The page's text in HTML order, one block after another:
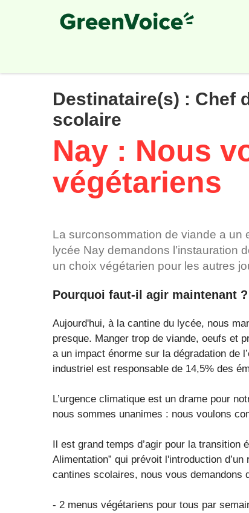
Destinataire(s) : Chef
scolaire
Nay : Nous
végétariens
La surconsommation de viande a un
lycée Nay demandons l’instauration
un choix végétarien pour les autres
Pourquoi faut-il agir maintenant ?
Aujourd'hui, à la cantine du lycée, nous
presque. Manger trop de viande, oeufs et
a un impact énorme sur la dégradation de
industriel est responsable de 14,5% des
L’urgence climatique est un drame pour
nous sommes unanimes : nous voulons
Il est grand temps d’agir pour la transition
Alimentation” qui prévoit l'introduction
cantines scolaires, nous vous demandons
- 2 menus végétariens pour tous par